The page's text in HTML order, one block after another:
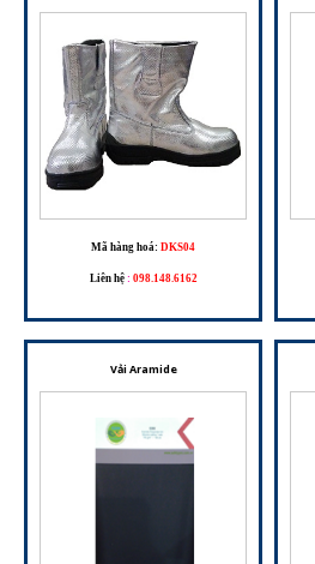
Mã hàng hoá: DKS04
Liên hệ : 098.148.6162
Vải Aramide